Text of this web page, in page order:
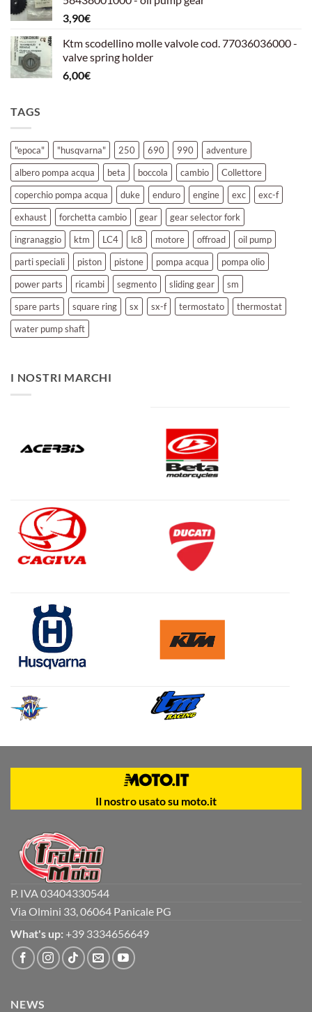
era:
è:
3,90€
Ktm scodellino molle valvole cod. 77036036000 -
valve spring holder
6,00€
TAGS
"epoca" "husqvarna" 250 690 990
adventure
albero pompa acqua
beta boccola cambio
Collettore
coperchio pompa acqua
duke enduro engine exc
exc-f
exhaust
forchetta cambio gear
gear selector fork
ingranaggio
ktm LC4 lc8 motore offroad
oil pump
parti speciali
piston pistone pompa acqua
pompa olio
power parts
ricambi segmento sliding gear
sm
spare parts
square ring sx sx-f termostato
thermostat
water pump shaft
I NOSTRI MARCHI
Il nostro usato su moto.it
P. IVA 03404330544
Via Olmini 33, 06064 Panicale PG
What's up: +39 3334656649
NEWS